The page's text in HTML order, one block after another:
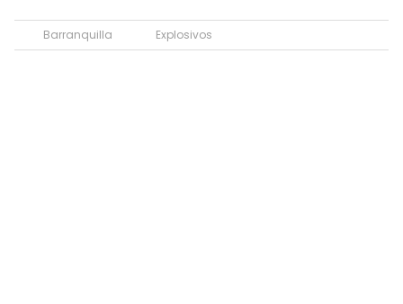
Barranquilla Explosivos